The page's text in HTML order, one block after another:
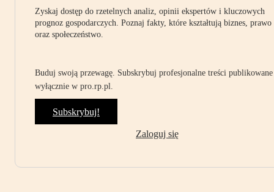
Zyskaj dostęp do rzetelnych analiz, opinii ekspertów i kluczowych
prognoz gospodarczych. Poznaj fakty, które kształtują biznes, prawo
oraz społeczeństwo.
Buduj swoją przewagę. Subskrybuj profesjonalne treści publikowane
wyłącznie w pro.rp.pl.
Subskrybuj!
Zaloguj się